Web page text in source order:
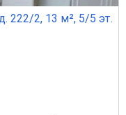
222/2, 13 м², 5/5 эт.